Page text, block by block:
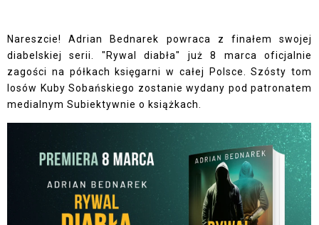
Nareszcie! Adrian Bednarek powraca z finałem swojej
diabelskiej serii. "Rywal diabła" już 8 marca oficjalnie
zagości na półkach księgarni w całej Polsce. Szósty tom
losów Kuby Sobańskiego zostanie wydany pod patronatem
medialnym Subiektywnie o książkach.